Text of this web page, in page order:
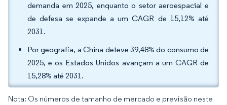
demanda em 2025, enquanto o setor aeroespacial e
de defesa se expande a um CAGR de 15,12% até
2031.
Por geografia, a China deteve 39,48% do consumo de
2025, e os Estados Unidos avançam a um CAGR de
15,28% até 2031.
Nota: Os números de tamanho de mercado e previsão neste